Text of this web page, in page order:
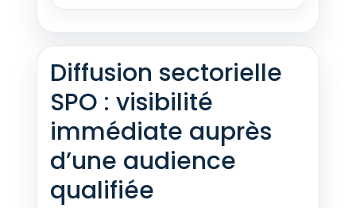
Diffusion sectorielle
SPO : visibilité
immédiate auprès
d’une audience
qualifiée